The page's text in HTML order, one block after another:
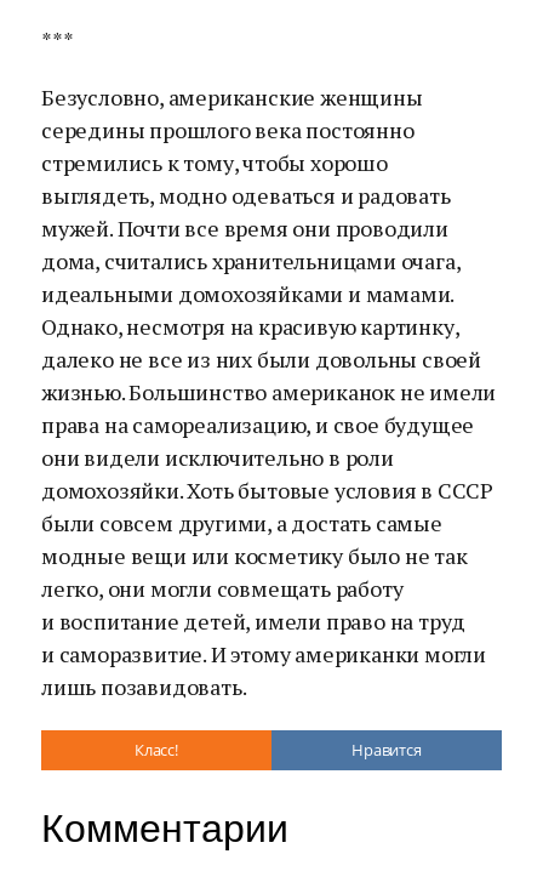
***
Безусловно, американские женщины
середины прошлого века постоянно
стремились к тому, чтобы хорошо
выглядеть, модно одеваться и радовать
мужей. Почти все время они проводили
дома, считались хранительницами очага,
идеальными домохозяйками и мамами.
Однако, несмотря на красивую картинку,
далеко не все из них были довольны своей
жизнью. Большинство американок не имели
права на самореализацию, и свое будущее
они видели исключительно в роли
домохозяйки. Хоть бытовые условия в СССР
были совсем другими, а достать самые
модные вещи или косметику было не так
легко, они могли совмещать работу
и воспитание детей, имели право на труд
и саморазвитие. И этому американки могли
лишь позавидовать.
Класс! Нравится
Комментарии